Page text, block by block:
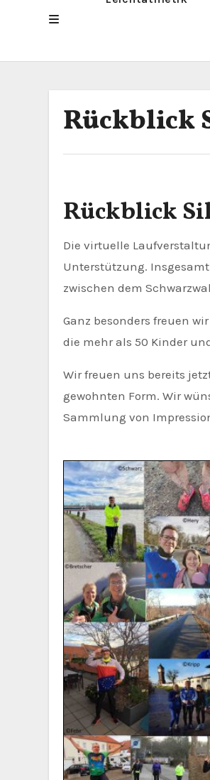
Rückblick
Rückblick
Die virtuelle Laufverstaltung ist abgeschlossen und wir sind begeistert über die Resonanz und die
Unterstützung.
zwischen dem
Ganz besonders freuen
die mehr als 50 Kinder
Wir freuen uns bereits
gewohnten Form. Wir
Sammlung von